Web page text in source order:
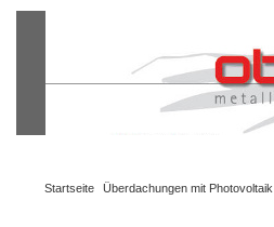
Startseite Überdachungen mit Photovoltaik